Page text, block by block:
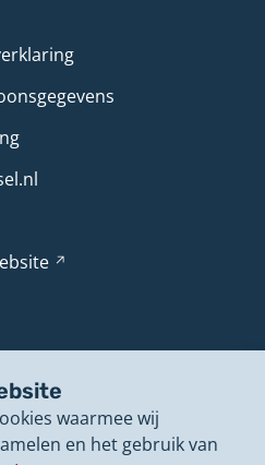
waarmee wij
en het gebruik van